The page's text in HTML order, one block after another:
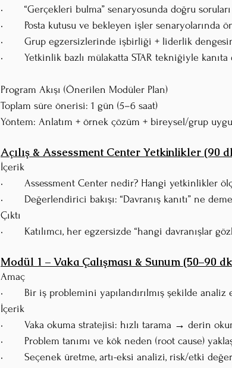
•	“Gerçekleri bulma” senaryosunda doğru
•	Posta kutusu ve bekleyen işler
•	Grup egzersizlerinde işbirliği + liderlik
•	Yetkinlik bazlı mülakatta STAR tekniğiyle
Program Akışı (Önerilen Modüler Plan)
Toplam süre önerisi: 1 gün (5–6 saat)
Yöntem: Anlatım + örnek çözüm + bireysel/grup
Açılış & Assessment Center Yetkinlikler (90
İçerik
•	Assessment Center nedir? Hangi yetkinlikler
•	Değerlendirici bakışı: “Davranış kanıtı” ne
Çıktı
•	Katılımcı, her egzersizde “hangi davranışlar
Modül 1 – Vaka Çalışması & Sunum (50–90
Amaç
•	Bir iş problemini yapılandırılmış şekilde
İçerik
•	Vaka okuma stratejisi: hızlı tarama → derin
•	Problem tanımı ve kök neden (root cause)
•	Seçenek üretme, artı-eksi analizi, risk/etki